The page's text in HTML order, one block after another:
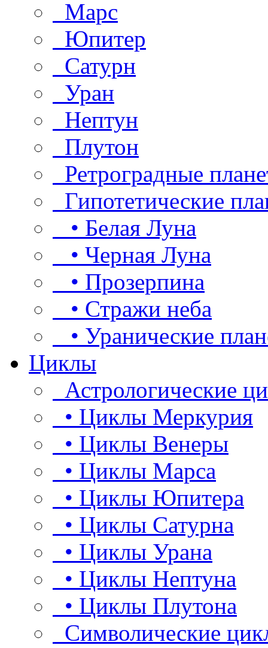
Марс
Юпитер
Сатурн
Уран
Нептун
Плутон
Ретроградные
Гипотетические
• Белая Луна
• Черная Луна
• Прозерпина
• Стражи неба
• Уранические
Циклы
Астрологические
• Циклы Меркурия
• Циклы Венеры
• Циклы Марса
• Циклы Юпитера
• Циклы Сатурна
• Циклы Урана
• Циклы Нептуна
• Циклы Плутона
Символические